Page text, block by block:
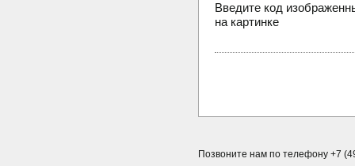
Введите код
на картинке
Позвоните нам по телефону +7